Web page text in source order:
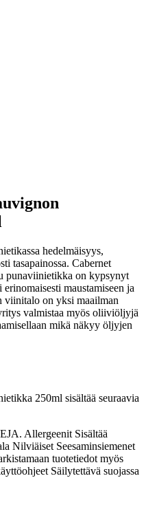
hedelmäisyys,
tasapainossa. Cabernet
punaviinietikka on kypsynyt
maustamiseen ja
viinitalo on yksi maailman
valmistaa myös oliiviöljyjä
mikä näkyy öljyjen
250ml sisältää seuraavia
Allergeenit Sisältää
Nilviäiset Seesaminsiemenet
tuotetiedot myös
Säilytettävä suojassa